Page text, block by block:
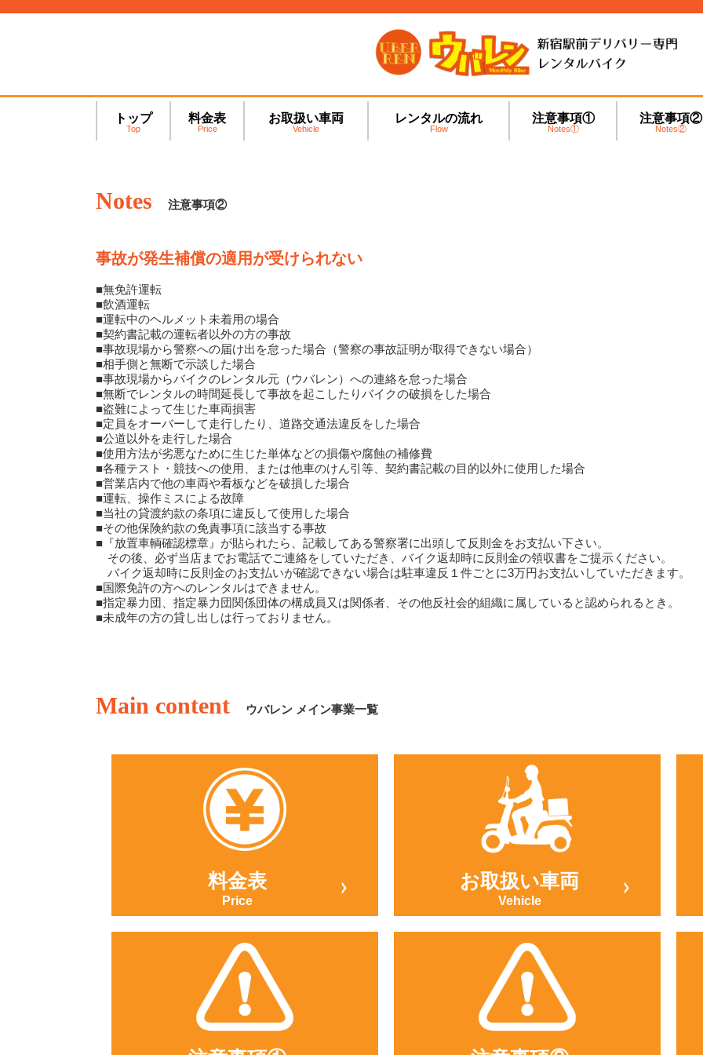
トップ
Top
料金表
Price
お取扱い車両
Vehicle
レンタルの流れ
Flow
注意事項①
Notes①
注意事項②
Notes②
Notes 注意事項②
事故が発生補償の適用が受けられない
■無免許運転
■飲酒運転
■運転中のヘルメット未着用の場合
■契約書記載の運転者以外の方の事故
■事故現場から警察への届け出を怠った場合（警察の事故証明が取得できない場合）
■相手側と無断で示談した場合
■事故現場からバイクのレンタル元（ウバレン）への連絡を怠った場合
■無断でレンタルの時間延長して事故を起こしたりバイクの破損をした場合
■盗難によって生じた車両損害
■定員をオーバーして走行したり、道路交通法違反をした場合
■公道以外を走行した場合
■使用方法が劣悪なために生じた単体などの損傷や腐蝕の補修費
■各種テスト・競技への使用、または他車のけん引等、契約書記載の目的以外に使用した場合
■営業店内で他の車両や看板などを破損した場合
■運転、操作ミスによる故障
■当社の貸渡約款の条項に違反して使用した場合
■その他保険約款の免責事項に該当する事故
■『放置車輌確認標章』が貼られたら、記載してある警察署に出頭して反則金をお支払い下さい。
その後、必ず当店までお電話でご連絡をしていただき、バイク返却時に反則金の領収書をご提示ください。
バイク返却時に反則金のお支払いが確認できない場合は駐車違反１件ごとに3万円お支払いしていただきます。
■国際免許の方へのレンタルはできません。
■指定暴力団、指定暴力団関係団体の構成員又は関係者、その他反社会的組織に属していると認められるとき。
■未成年の方の貸し出しは行っておりません。
Main content ウバレン メイン事業一覧
料金表
Price
お取扱い車両
Vehicle